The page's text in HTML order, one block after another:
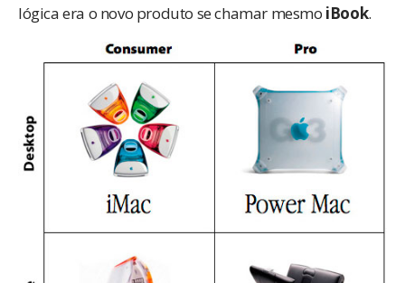
lógica era o novo produto se chamar mesmo iBook.